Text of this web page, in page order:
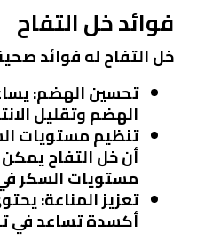
فوائد خل التفاح
خل التفاح له فوائد
تحسين الهضم:
الهضم وتقليل
تنظيم مستويات
أن خل التفاح
مستويات السكر
تعزيز المناعة:
أكسدة تساعد في